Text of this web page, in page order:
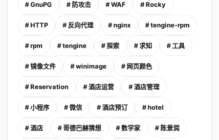
# GnuPG # 防攻击 # WAF # Rocky
# HTTP # 反向代理 # nginx # tengine-rpm
# rpm # tengine # 探索 # 求知 # 工具
# 镜像文件 # winimage # 网页颜色
# Reservation # 酒店运营 # 酒店管理
# 小程序 # 微信 # 酒店预订 # hotel
# 酒店 # 哥德巴赫猜想 # 数学家 # 陈景润